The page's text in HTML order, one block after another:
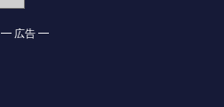
━ 広告 ━